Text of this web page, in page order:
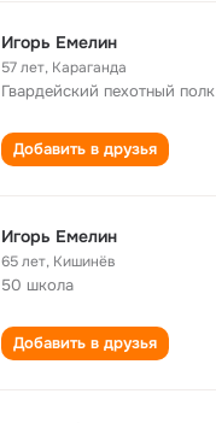
Игорь Емелин
57 лет, Караганда
Гвардейский пехотный полк
Добавить в друзья
Игорь Емелин
65 лет, Кишинёв
50 школа
Добавить в друзья